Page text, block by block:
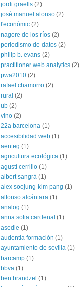
jordi graells (2)
josé manuel alonso (2)
l'econòmic (2)
nagore de los ríos (2)
periodismo de datos (2)
philip b. evans (2)
practitioner web analytics (2)
pwa2010 (2)
rafael chamorro (2)
rural (2)
ub (2)
vino (2)
22a barcelona (1)
accesibilidad web (1)
aenteg (1)
agricultura ecológica (1)
agustí cerrillo (1)
albert sangrà (1)
alex soojung-kim pang (1)
alfonso alcántara (1)
analog (1)
anna sofia cardenal (1)
asedie (1)
audentia formación (1)
ayuntamiento de sevilla (1)
barcamp (1)
bbva (1)
ben brandzel (1)